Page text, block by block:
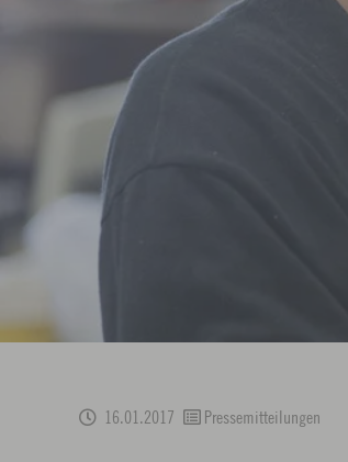
16.01.2017 Pressemitteilungen